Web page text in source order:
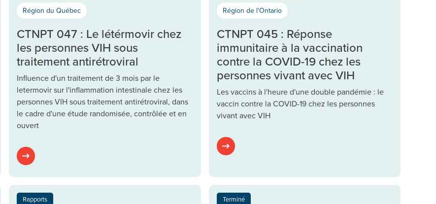
Région du Québec
CTNPT 047 : Le létérmovir chez
les personnes VIH sous
traitement antirétroviral
Influence d'un traitement de 3 mois par le
letermovir sur l'inflammation intestinale chez les
personnes VIH sous traitement antirétroviral, dans
le cadre d'une étude randomisée, contrôlée et en
ouvert
Région de l'Ontario
CTNPT 045 : Réponse
immunitaire à la vaccination
contre la COVID-19 chez les
personnes vivant avec VIH
Les vaccins à l'heure d'une double pandémie : le
vaccin contre la COVID-19 chez les personnes
vivant avec VIH
Rapports Terminé